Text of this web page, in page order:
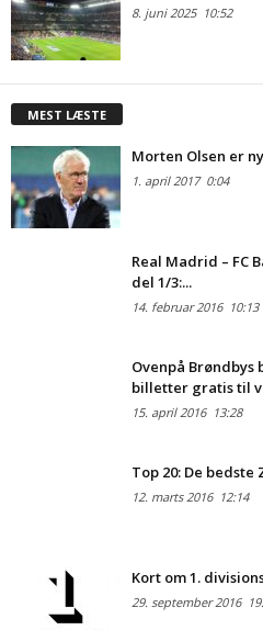
8. juni 202510:52
MEST LÆSTE
Morten Olsen er
1. april 20170:04
Real Madrid – FC
del 1/3:...
14. februar 201610:13
Ovenpå Brøndbys
billetter gratis til
15. april 201613:28
Top 20: De
12. marts 201612:14
Kort om 1.
29. september 2016